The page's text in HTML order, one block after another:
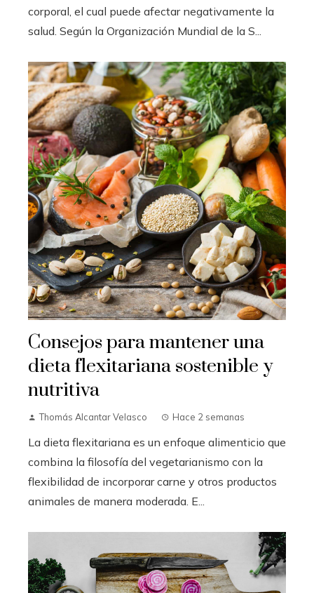
corporal, el cual puede afectar negativamente la
salud. Según la Organización Mundial de la S...
Consejos para mantener una
dieta flexitariana sostenible y
nutritiva
Thomás Alcantar Velasco Hace 2 semanas
La dieta flexitariana es un enfoque alimenticio que
combina la filosofía del vegetarianismo con la
flexibilidad de incorporar carne y otros productos
animales de manera moderada. E...